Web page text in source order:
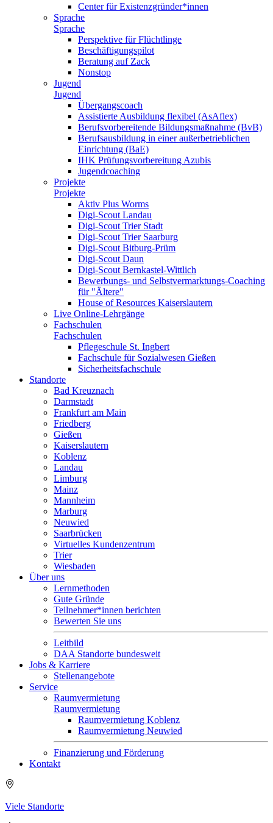
Center für Existenzgründer*innen
Sprache
Sprache
Perspektive für Flüchtlinge
Beschäftigungspilot
Beratung auf Zack
Nonstop
Jugend
Jugend
Übergangscoach
Assistierte Ausbildung flexibel (AsAflex)
Berufsvorbereitende Bildungsmaßnahme (BvB)
Berufsausbildung in einer außerbetrieblichen
Einrichtung (BaE)
IHK Prüfungsvorbereitung Azubis
Jugendcoaching
Projekte
Projekte
Aktiv Plus Worms
Digi-Scout Landau
Digi-Scout Trier Stadt
Digi-Scout Trier Saarburg
Digi-Scout Bitburg-Prüm
Digi-Scout Daun
Digi-Scout Bernkastel-Wittlich
Bewerbungs- und Selbstvermarktungs-Coaching
für "Ältere"
House of Resources Kaiserslautern
Live Online-Lehrgänge
Fachschulen
Fachschulen
Pflegeschule St. Ingbert
Fachschule für Sozialwesen Gießen
Sicherheitsfachschule
Standorte
Bad Kreuznach
Darmstadt
Frankfurt am Main
Friedberg
Gießen
Kaiserslautern
Koblenz
Landau
Limburg
Mainz
Mannheim
Marburg
Neuwied
Saarbrücken
Virtuelles Kundenzentrum
Trier
Wiesbaden
Über uns
Lernmethoden
Gute Gründe
Teilnehmer*innen berichten
Bewerten Sie uns
Leitbild
DAA Standorte bundesweit
Jobs & Karriere
Stellenangebote
Service
Raumvermietung
Raumvermietung
Raumvermietung Koblenz
Raumvermietung Neuwied
Finanzierung und Förderung
Kontakt
Viele Standorte